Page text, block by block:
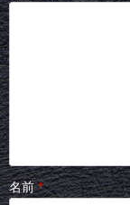
名前*